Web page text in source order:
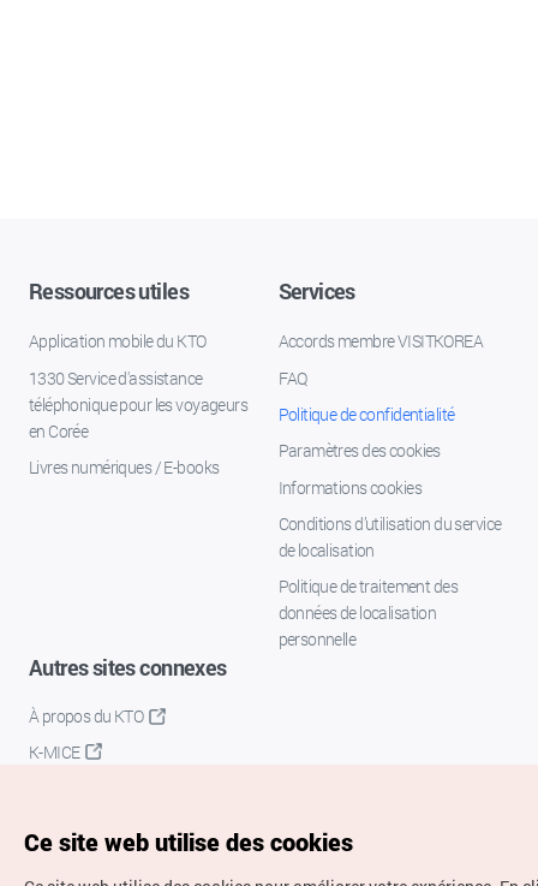
Ressources utiles
Application mobile du KTO
1330 Service d'assistance
téléphonique pour les voyageurs
en Corée
Livres numériques / E-books
Services
Accords membre VISITKOREA
FAQ
Politique de confidentialité
Paramètres des cookies
Informations cookies
Conditions d’utilisation du service
de localisation
Politique de traitement des
données de localisation
personnelle
Autres sites connexes
À propos du KTO
K-MICE
Ce site web utilise des cookies